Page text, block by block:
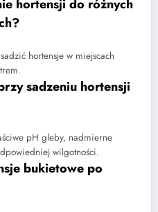
hortensji do różnych
hortensje w miejscach
sadzeniu hortensji
pH gleby, nadmierne
wilgotności.
bukietowe po